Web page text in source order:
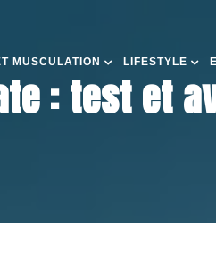
MUSCULATION LIFESTYLE
: test et